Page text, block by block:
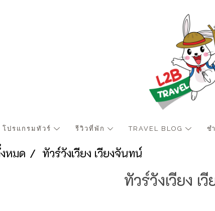
โปรแกรมทัวร์ รีวิวที่พัก TRAVEL BLOG ช
หมด ทัวร์วังเวียง เวียงจันทน์
ทัวร์วังเวียง เ